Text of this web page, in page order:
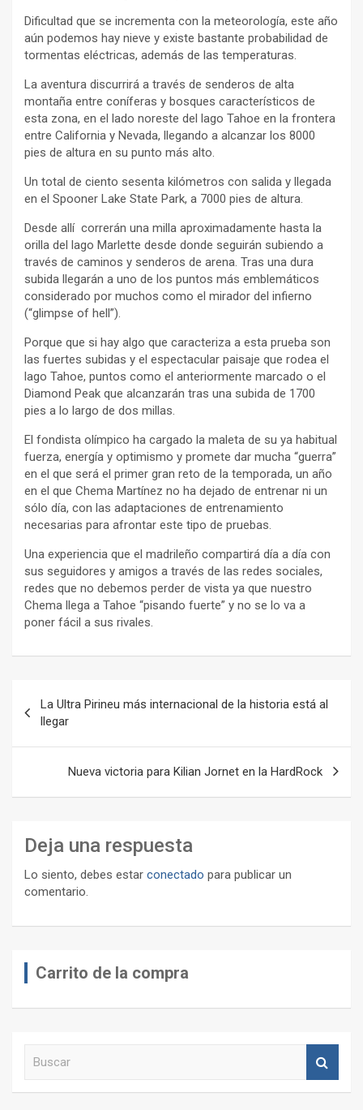
Dificultad que se incrementa con la meteorología, este año
aún podemos hay nieve y existe bastante probabilidad de
tormentas eléctricas, además de las temperaturas.
La aventura discurrirá a través de senderos de alta
montaña entre coníferas y bosques característicos de
esta zona, en el lado noreste del lago Tahoe en la frontera
entre California y Nevada, llegando a alcanzar los 8000
pies de altura en su punto más alto.
Un total de ciento sesenta kilómetros con salida y llegada
en el Spooner Lake State Park, a 7000 pies de altura.
Desde allí correrán una milla aproximadamente hasta la
orilla del lago Marlette desde donde seguirán subiendo a
través de caminos y senderos de arena. Tras una dura
subida llegarán a uno de los puntos más emblemáticos
considerado por muchos como el mirador del infierno
(“glimpse of hell”).
Porque que si hay algo que caracteriza a esta prueba son
las fuertes subidas y el espectacular paisaje que rodea el
lago Tahoe, puntos como el anteriormente marcado o el
Diamond Peak que alcanzarán tras una subida de 1700
pies a lo largo de dos millas.
El fondista olímpico ha cargado la maleta de su ya habitual
fuerza, energía y optimismo y promete dar mucha “guerra”
en el que será el primer gran reto de la temporada, un año
en el que Chema Martínez no ha dejado de entrenar ni un
sólo día, con las adaptaciones de entrenamiento
necesarias para afrontar este tipo de pruebas.
Una experiencia que el madrileño compartirá día a día con
sus seguidores y amigos a través de las redes sociales,
redes que no debemos perder de vista ya que nuestro
Chema llega a Tahoe “pisando fuerte” y no se lo va a
poner fácil a sus rivales.
de
entradas
La Ultra Pirineu más internacional de la historia está al
llegar
Nueva victoria para Kilian Jornet en la HardRock
Deja una respuesta
Lo siento, debes estar conectado para publicar un
comentario.
Carrito de la compra